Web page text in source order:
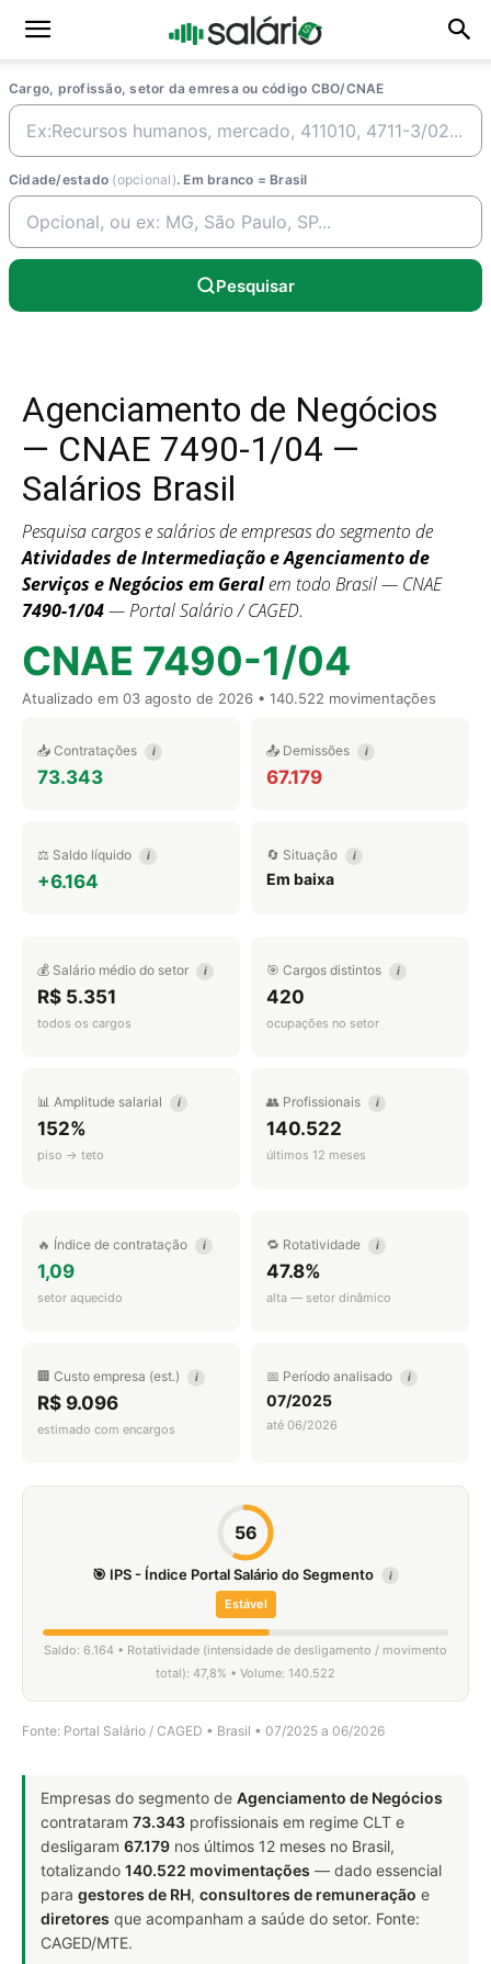
Cargo, profissão, setor da emresa ou código CBO/CNAE
Cidade/estado (opcional). Em branco = Brasil
Pesquisar
Agenciamento de Negócios
— CNAE 7490-1/04 —
Salários Brasil
Pesquisa cargos e salários de empresas do segmento de
Atividades de Intermediação e Agenciamento de
Serviços e Negócios em Geralem todo Brasil — CNAE
7490-1/04— Portal Salário / CAGED.
CNAE 7490-1/04
Atualizado em 03 agosto de 2026 • 140.522 movimentações
📥 Contratações i
73.343
📤 Demissões i
67.179
⚖️ Saldo líquido i
+6.164
🔄 Situação i
Em baixa
💰 Salário médio do setor i
R$ 5.351
todos os cargos
🎯 Cargos distintos i
420
ocupações no setor
📊 Amplitude salarial i
152%
piso → teto
👥 Profissionais i
140.522
últimos 12 meses
🔥 Índice de contratação i
1,09
setor aquecido
🔁 Rotatividade i
47.8%
alta — setor dinâmico
🏢 Custo empresa (est.) i
R$ 9.096
estimado com encargos
📅 Período analisado i
07/2025
até 06/2026
56
🎯 IPS - Índice Portal Salário do Segmento i
Estável
Saldo: 6.164 • Rotatividade (intensidade de desligamento / movimento
total): 47,8% • Volume: 140.522
Fonte: Portal Salário / CAGED • Brasil • 07/2025 a 06/2026
Empresas do segmento de Agenciamento de Negócios
contrataram 73.343 profissionais em regime CLT e
desligaram 67.179 nos últimos 12 meses no Brasil,
totalizando 140.522 movimentações — dado essencial
para gestores de RH, consultores de remuneração e
diretores que acompanham a saúde do setor. Fonte:
CAGED/MTE.